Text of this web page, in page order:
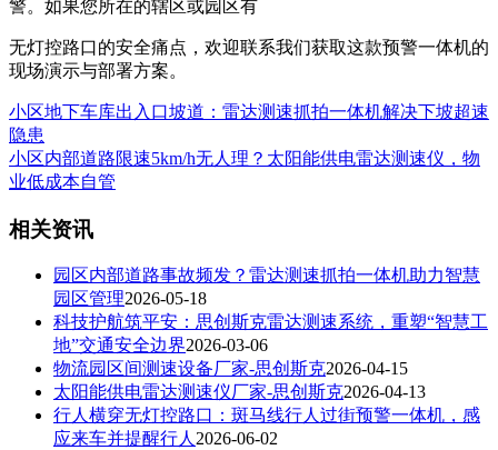
警。如果您所在的辖区或园区有
无灯控路口的安全痛点，欢迎联系我们获取这款预警一体机的
现场演示与部署方案。
小区地下车库出入口坡道：雷达测速抓拍一体机解决下坡超速
隐患
小区内部道路限速5km/h无人理？太阳能供电雷达测速仪，物
业低成本自管
相关资讯
园区内部道路事故频发？雷达测速抓拍一体机助力智慧
园区管理2026-05-18
科技护航筑平安：思创斯克雷达测速系统，重塑“智慧工
地”交通安全边界2026-03-06
物流园区间测速设备厂家-思创斯克2026-04-15
太阳能供电雷达测速仪厂家-思创斯克2026-04-13
行人横穿无灯控路口：斑马线行人过街预警一体机，感
应来车并提醒行人 2026-06-02